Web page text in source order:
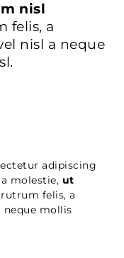
nisl
felis, a
nisl a neque
adipiscing
molestie, ut
felis, a
neque mollis